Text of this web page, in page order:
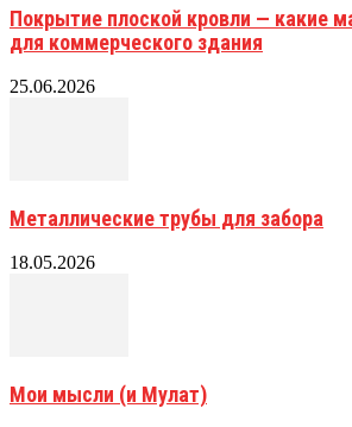
Покрытие плоской кровли — какие
для коммерческого здания
25.06.2026
Металлические трубы для забора
18.05.2026
Мои мысли (и Мулат)